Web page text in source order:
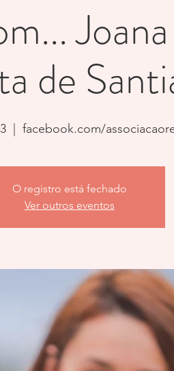
de
facebook.com/
O registro está fechado
Ver outros eventos